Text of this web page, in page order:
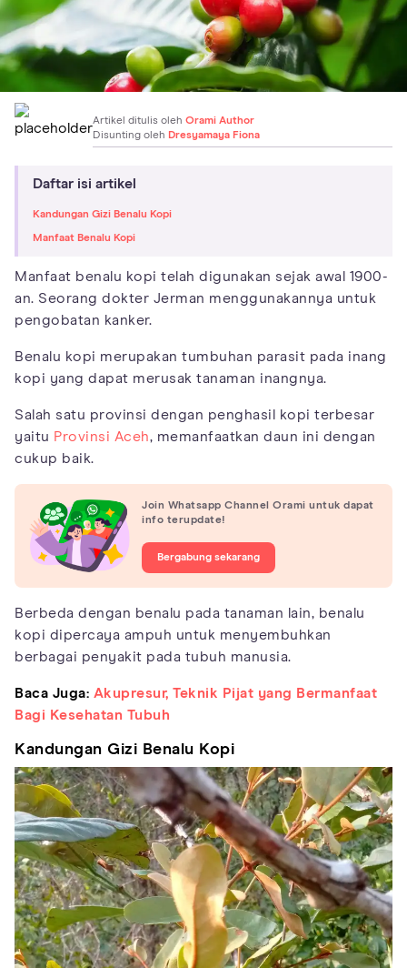
Artikel ditulis oleh Orami Author
Disunting oleh Dresyamaya Fiona
Daftar isi artikel
Kandungan Gizi Benalu Kopi
Manfaat Benalu Kopi
Manfaat benalu kopi telah digunakan sejak awal 1900-
an. Seorang dokter Jerman menggunakannya untuk
pengobatan kanker.
Benalu kopi merupakan tumbuhan parasit pada inang
kopi yang dapat merusak tanaman inangnya.
Salah satu provinsi dengan penghasil kopi terbesar
yaitu Provinsi Aceh, memanfaatkan daun ini dengan
cukup baik.
Join Whatsapp Channel Orami untuk dapat
info terupdate!
Bergabung sekarang
Berbeda dengan benalu pada tanaman lain, benalu
kopi dipercaya ampuh untuk menyembuhkan
berbagai penyakit pada tubuh manusia.
Baca Juga: Akupresur, Teknik Pijat yang Bermanfaat
Bagi Kesehatan Tubuh
Kandungan Gizi Benalu Kopi